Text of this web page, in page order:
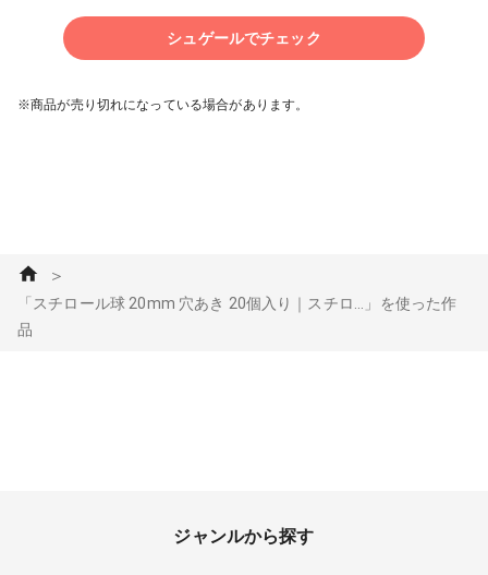
シュゲールでチェック
※商品が売り切れになっている場合があります。
＞
「スチロール球 20mm 穴あき 20個入り｜スチロ...」を使った作
品
ジャンルから探す